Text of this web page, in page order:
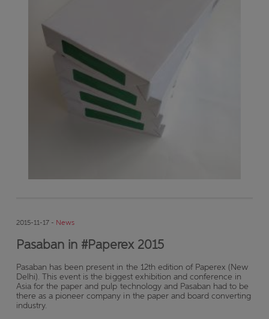
2015-11-17 - News
Pasaban in #Paperex 2015
Pasaban has been present in the 12th edition of Paperex (New
Delhi). This event is the biggest exhibition and conference in
Asia for the paper and pulp technology and Pasaban had to be
there as a pioneer company in the paper and board converting
industry.